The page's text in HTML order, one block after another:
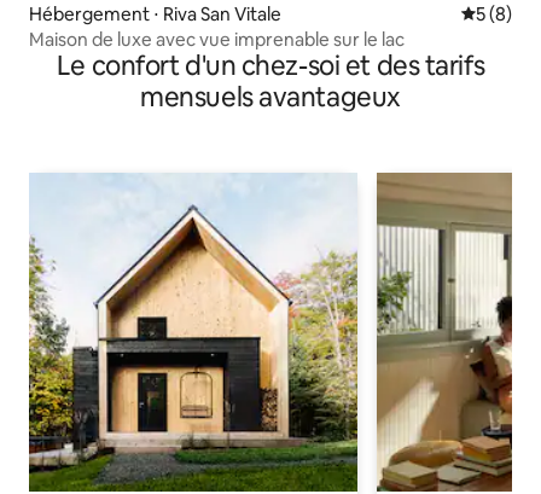
Hébergement ⋅ Riva San Vitale
5 (8)
Maison de luxe avec vue imprenable sur le lac
Le confort d'un chez-soi et des tarifs
mensuels avantageux